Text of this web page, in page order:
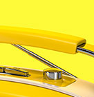
demàentre les
l’Ana María
Carolina
Arenal;